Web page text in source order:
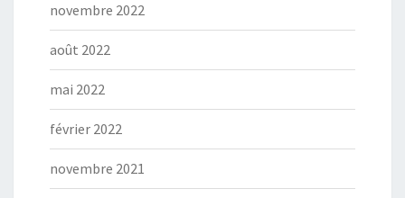
novembre 2022
août 2022
mai 2022
février 2022
novembre 2021